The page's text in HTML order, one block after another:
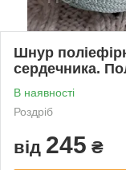
Шнур
сердечника.
В наявності
Роздріб
від 245 ₴